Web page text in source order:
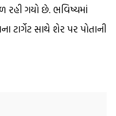
રહી ગયો છે. ભવિષ્યમાં
ટાર્ગેટ સાથે શેર પર પોતાની